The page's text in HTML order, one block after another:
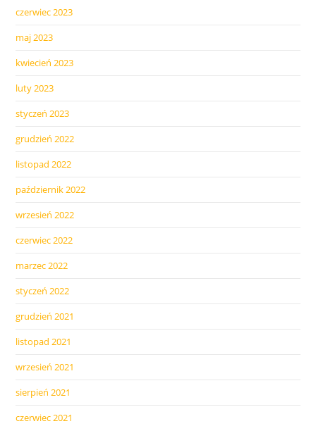
czerwiec 2023
maj 2023
kwiecień 2023
luty 2023
styczeń 2023
grudzień 2022
listopad 2022
październik 2022
wrzesień 2022
czerwiec 2022
marzec 2022
styczeń 2022
grudzień 2021
listopad 2021
wrzesień 2021
sierpień 2021
czerwiec 2021